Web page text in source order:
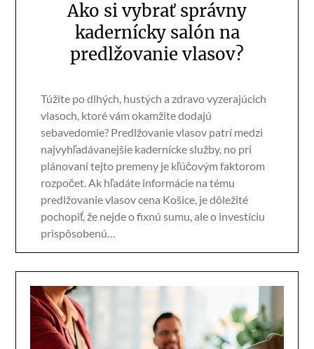
Ako si vybrať správny
kadernícky salón na
predlžovanie vlasov?
Túžite po dlhých, hustých a zdravo vyzerajúcich
vlasoch, ktoré vám okamžite dodajú
sebavedomie? Predlžovanie vlasov patrí medzi
najvyhľadávanejšie kadernícke služby, no pri
plánovaní tejto premeny je kľúčovým faktorom
rozpočet. Ak hľadáte informácie na tému
predlžovanie vlasov cena Košice, je dôležité
pochopiť, že nejde o fixnú sumu, ale o investíciu
prispôsobenú…